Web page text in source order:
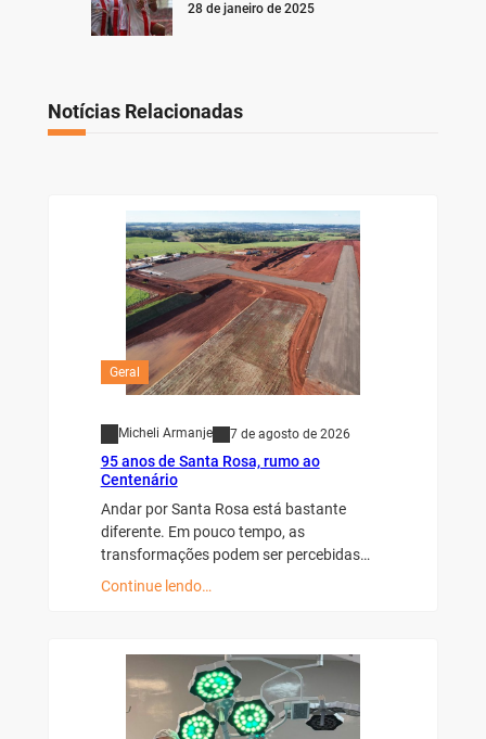
28 de janeiro de 2025
Notícias Relacionadas
Geral
Micheli Armanje 7 de agosto de 2026
95 anos de Santa Rosa, rumo ao
Centenário
Andar por Santa Rosa está bastante
diferente. Em pouco tempo, as
transformações podem ser percebidas…
Continue lendo…